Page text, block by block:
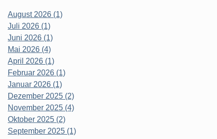
August 2026 (1)
Juli 2026 (1)
Juni 2026 (1)
Mai 2026 (4)
April 2026 (1)
Februar 2026 (1)
Januar 2026 (1)
Dezember 2025 (2)
November 2025 (4)
Oktober 2025 (2)
September 2025 (1)